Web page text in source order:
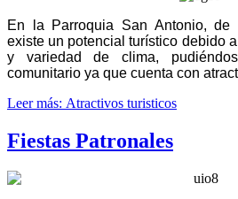
En la Parroquia San Antonio,
existe un potencial turístico debido
y variedad de clima,
comunitario ya que cuenta con
Leer más: Atractivos turisticos
Fiestas Patronales